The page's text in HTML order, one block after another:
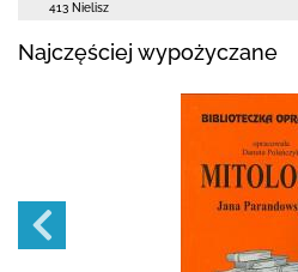
413 Nielisz
Najczęściej wypożyczane